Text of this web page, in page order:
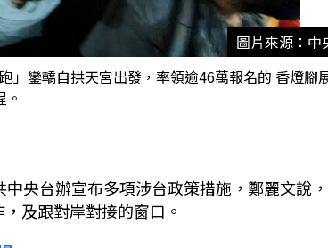
圖片來源：中
」鑾轎自拱天宮出發，率領逾46萬報名的 香燈腳
央台辦宣布多項涉台政策措施，鄭麗文說
及跟對岸對接的窗口。